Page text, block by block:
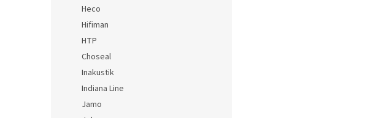
Heco
Hifiman
HTP
Choseal
Inakustik
Indiana Line
Jamo